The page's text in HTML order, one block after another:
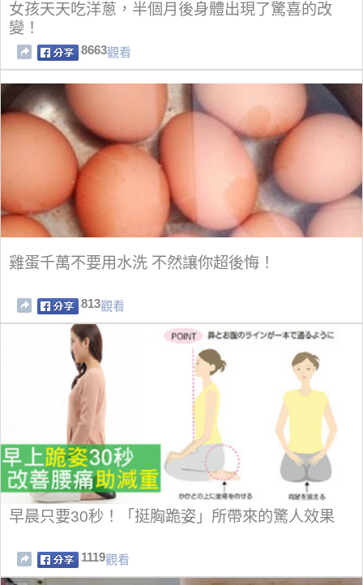
女孩天天吃洋蔥，半個月後身體出現了驚喜的改
變！
8663觀看
雞蛋千萬不要用水洗 不然讓你超後悔！
813觀看
早晨只要30秒！「挺胸跪姿」所帶來的驚人效果
1119觀看